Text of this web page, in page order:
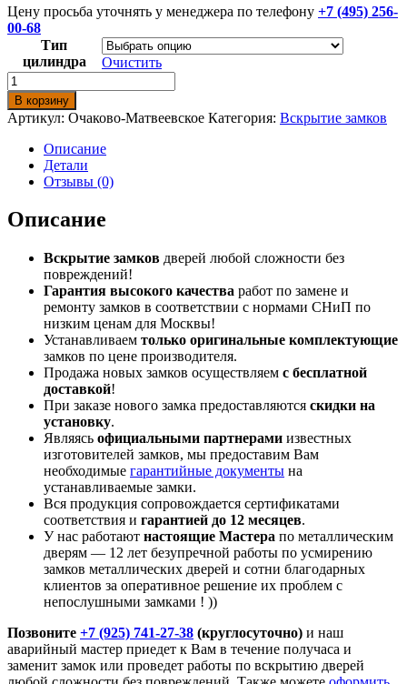
Цену просьба уточнять у менеджера по телефону +7 (495) 256-
00-68
Тип
цилиндра
Очистить
Количество
товара
Вскрытие
замков
районе
Очаково-
Матвеевское
В корзину
Артикул: Очаково-Матвеевское Категория: Вскрытие замков
Описание
Детали
Отзывы (0)
Описание
Вскрытие замков дверей любой сложности без
повреждений!
Гарантия высокого качества работ по замене и
ремонту замков в соответствии с нормами СНиП по
низким ценам для Москвы!
Устанавливаем только оригинальные комплектующие
замков по цене производителя.
Продажа новых замков осуществляем с бесплатной
доставкой!
При заказе нового замка предоставляются скидки на
установку.
Являясь официальными партнерами известных
изготовителей замков, мы предоставим Вам
необходимые гарантийные документы на
устанавливаемые замки.
Вся продукция сопровождается сертификатами
соответствия и гарантией до 12 месяцев.
У нас работают настоящие Мастера по металлическим
дверям — 12 лет безупречной работы по усмирению
замков металлических дверей и сотни благодарных
клиентов за оперативное решение их проблем с
непослушными замками ! ))
Позвоните +7 (925) 741-27-38 (круглосуточно) и наш
аварийный мастер приедет к Вам в течение получаса и
заменит замок или проведет работы по вскрытию дверей